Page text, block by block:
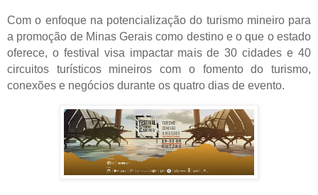
Com o enfoque na potencialização do turismo mineiro para
a promoção de Minas Gerais como destino e o que o estado
oferece, o festival visa impactar mais de 30 cidades e 40
circuitos turísticos mineiros com o fomento do turismo,
conexões e negócios durante os quatro dias de evento.